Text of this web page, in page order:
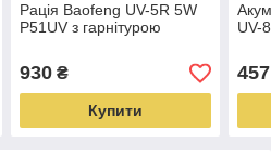
Рація Baofeng UV-5R 5W
P51UV з гарнітурою
930₴
Купити
UV-
457